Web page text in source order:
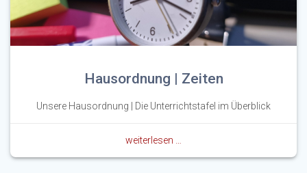
Hausordnung | Zeiten
Unsere Hausordnung | Die Unterrichtstafel im Überblick
weiterlesen …